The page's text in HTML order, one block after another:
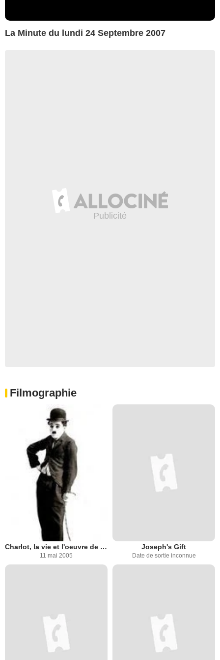
La Minute du lundi 24 Septembre 2007
Filmographie
Charlot, la vie et l'oeuvre de Charles Chaplin
11 mai 2005
Joseph's Gift
Date de sortie inconnue